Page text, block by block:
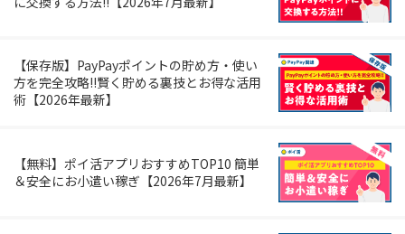
【保存版】PayPayポイントの貯め方・使い
方を完全攻略!!賢く貯める裏技とお得な活用
術【2026年最新】
【無料】ポイ活アプリおすすめTOP10 簡単
＆安全にお小遣い稼ぎ【2026年7月最新】